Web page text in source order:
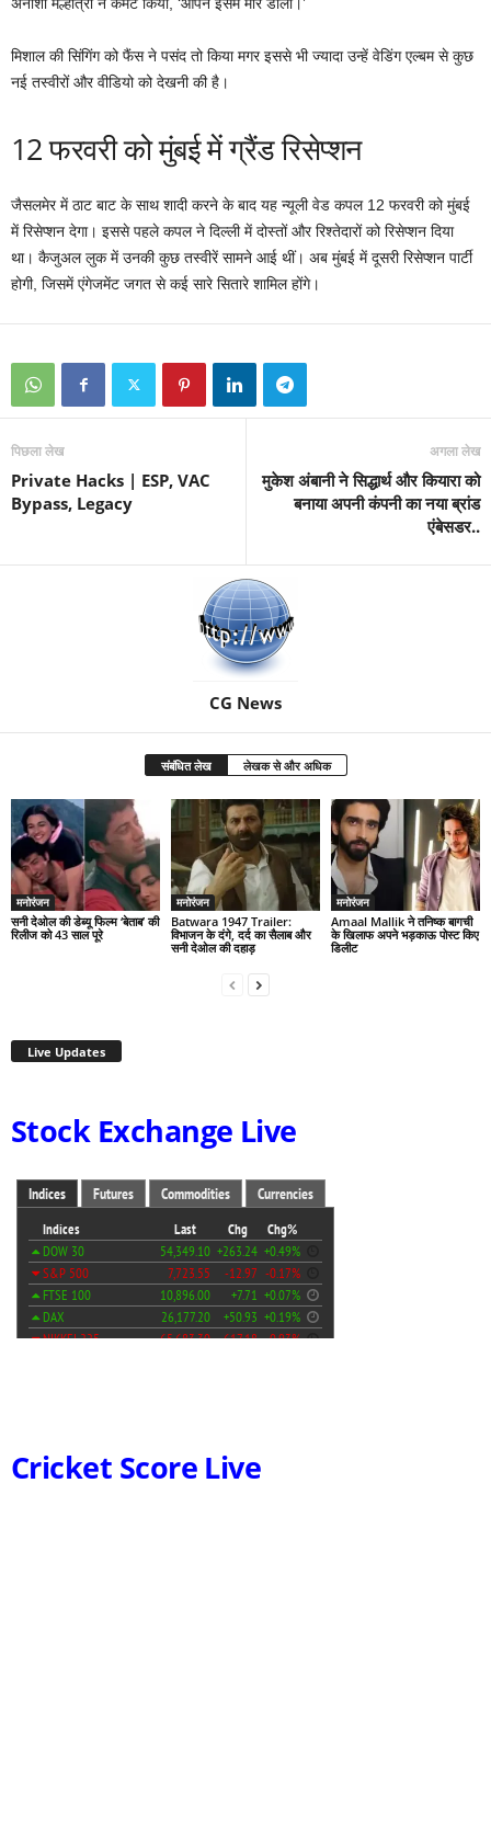
अनीशा मल्होत्रा ने कमेंट किया, ‘आपने इसमें मार डाला।’
मिशाल की सिंगिंग को फैंस ने पसंद तो किया मगर इससे भी ज्यादा उन्हें वेडिंग एल्बम से कुछ
नई तस्वीरों और वीडियो को देखनी की है।
12 फरवरी को मुंबई में ग्रैंड रिसेप्शन
जैसलमेर में ठाट बाट के साथ शादी करने के बाद यह न्यूली वेड कपल 12 फरवरी को मुंबई
में रिसेप्शन देगा। इससे पहले कपल ने दिल्ली में दोस्तों और रिश्तेदारों को रिसेप्शन दिया
था। कैजुअल लुक में उनकी कुछ तस्वीरें सामने आई थीं। अब मुंबई में दूसरी रिसेप्शन पार्टी
होगी, जिसमें एंगेजमेंट जगत से कई सारे सितारे शामिल होंगे।
पिछला लेख
Private Hacks | ESP, VAC
Bypass, Legacy
अगला लेख
मुकेश अंबानी ने सिद्धार्थ और कियारा को
बनाया अपनी कंपनी का नया ब्रांड
एंबेसडर..
CG News
संबंधित लेख लेखक से और अधिक
मनोरंजन
सनी देओल की डेब्यू फिल्म ‘बेताब’ की
रिलीज को 43 साल पूरे
मनोरंजन
Batwara 1947 Trailer:
विभाजन के दंगे, दर्द का सैलाब और
सनी देओल की दहाड़
मनोरंजन
Amaal Mallik ने तनिष्क बागची
के खिलाफ अपने भड़काऊ पोस्ट किए
डिलीट
Live Updates
Stock Exchange Live
Cricket Score Live